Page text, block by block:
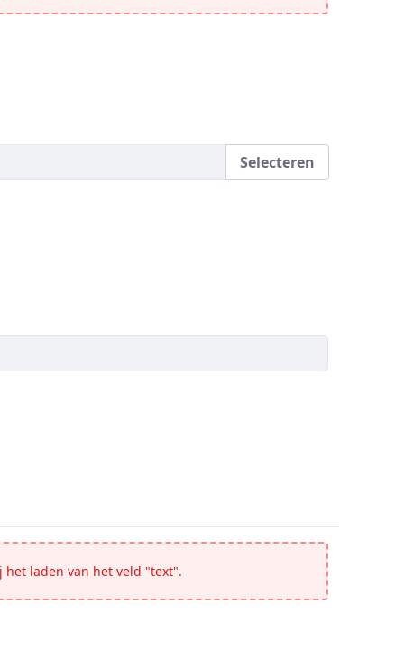
Selecteren
laden van het veld "text".